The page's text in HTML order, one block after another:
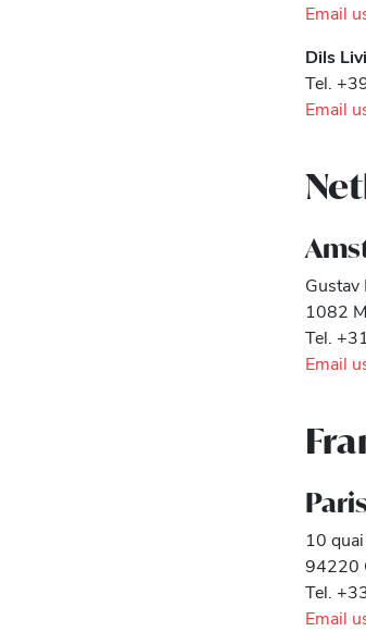
Email
Dils
Tel.
Email
Gustav
1082
Tel.
Email
10
94220
Tel.
Email